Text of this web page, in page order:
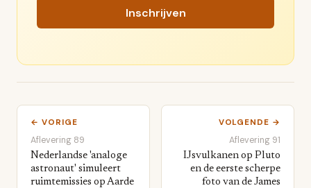
Inschrijven
← VORIGE
Aflevering 89
Nederlandse 'analoge
astronaut' simuleert
ruimtemissies op Aarde
VOLGENDE →
Aflevering 91
IJsvulkanen op Pluto
en de eerste scherpe
foto van de James